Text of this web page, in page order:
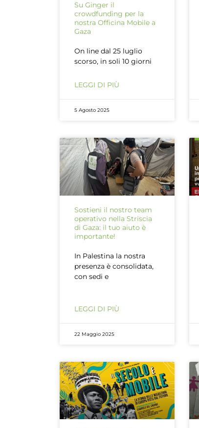
Su Ginger il
crowdfunding per la
nostra Officina Mobile a
Gaza
On line dal 25 luglio
scorso, in soli 10 giorni
LEGGI DI PIÙ
5 Agosto 2025
Sostieni il nostro team
operativo nella Striscia
di Gaza: il tuo aiuto è
importante!
In Palestina la nostra
presenza è consolidata,
con sedi e
LEGGI DI PIÙ
22 Maggio 2025